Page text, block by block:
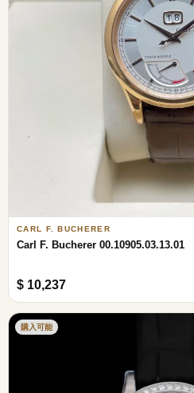
CARL F. BUCHERER
Carl F. Bucherer 00.10905.03.13.01
$ 10,237
購入可能